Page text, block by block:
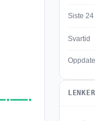
Siste
Svartid
LENKER